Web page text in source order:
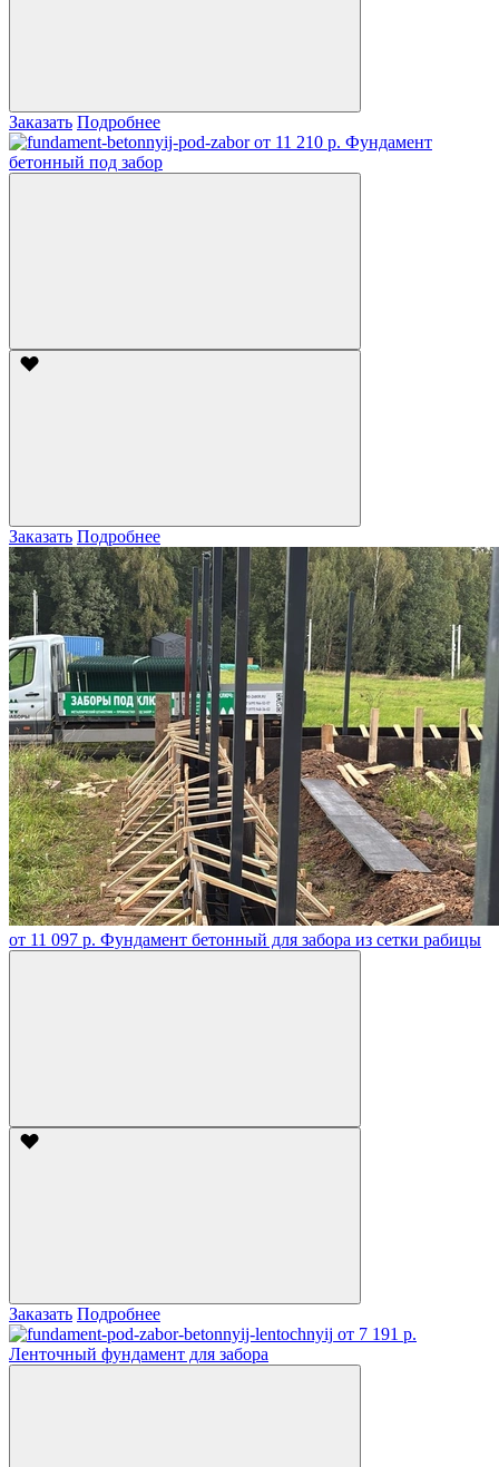
Заказать Подробнее
от 11 210 р. Фундамент
бетонный под забор
Заказать Подробнее
от 11 097 р. Фундамент бетонный для забора из сетки рабицы
Заказать Подробнее
от 7 191 р.
Ленточный фундамент для забора